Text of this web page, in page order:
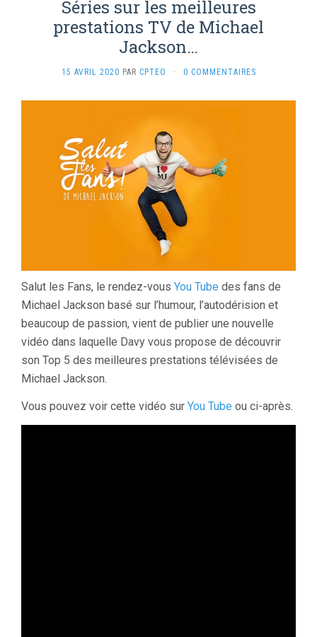
Séries sur les meilleures
prestations TV de Michael
Jackson…
15 AVRIL 2020 PAR CPTEO · 0 COMMENTAIRES
Salut les Fans, le rendez-vous You Tube des fans de
Michael Jackson basé sur l’humour, l’autodérision et
beaucoup de passion, vient de publier une nouvelle
vidéo dans laquelle Davy vous propose de découvrir
son Top 5 des meilleures prestations télévisées de
Michael Jackson.
Vous pouvez voir cette vidéo sur You Tube ou ci-après.